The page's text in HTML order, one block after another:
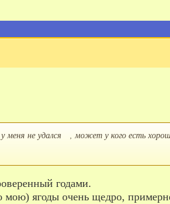
меня не удался , может у кого есть
годами.
ягоды очень щедро,